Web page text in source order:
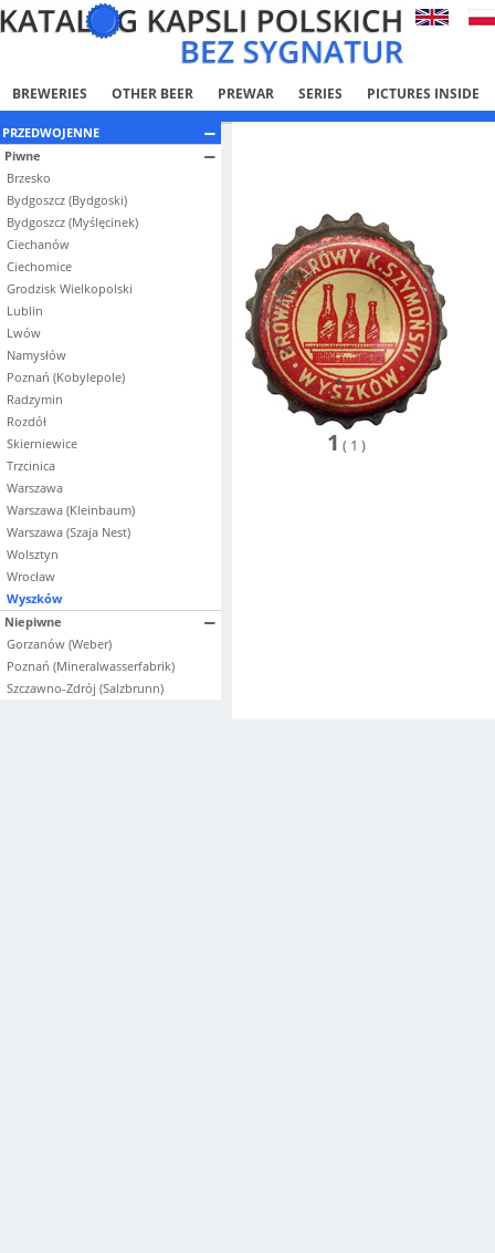
BREWERIES OTHER BEER PREWAR SERIES PICTURES INSIDE
PRZEDWOJENNE
Piwne
Brzesko
Bydgoszcz (Bydgoski)
Bydgoszcz (Myślęcinek)
Ciechanów
Ciechomice
Grodzisk Wielkopolski
Lublin
Lwów
Namysłów
Poznań (Kobylepole)
Radzymin
Rozdół
Skierniewice
Trzcinica
Warszawa
Warszawa (Kleinbaum)
Warszawa (Szaja Nest)
Wolsztyn
Wrocław
Wyszków
Niepiwne
Gorzanów (Weber)
Poznań (Mineralwasserfabrik)
Szczawno-Zdrój (Salzbrunn)
1 ( 1 )